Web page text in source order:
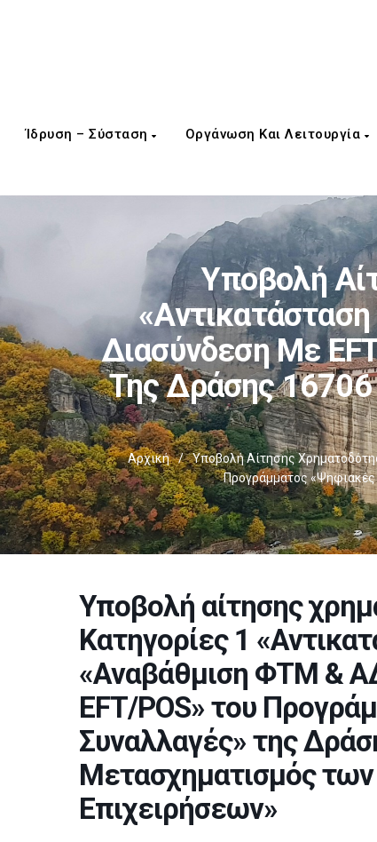
Ίδρυση – Σύσταση Οργάνωση Και Λειτουργία
Υποβολή
Διασύνδεση Με
Της Δράσης
Αρχική /
Υποβολή Αίτησης
Προγράμματος
Υποβολή αίτησης
Κατηγορίες 1
«Αναβάθμιση ΦΤΜ &
EFT/POS» του
Συναλλαγές» της
Μετασχηματισμός
Επιχειρήσεων»